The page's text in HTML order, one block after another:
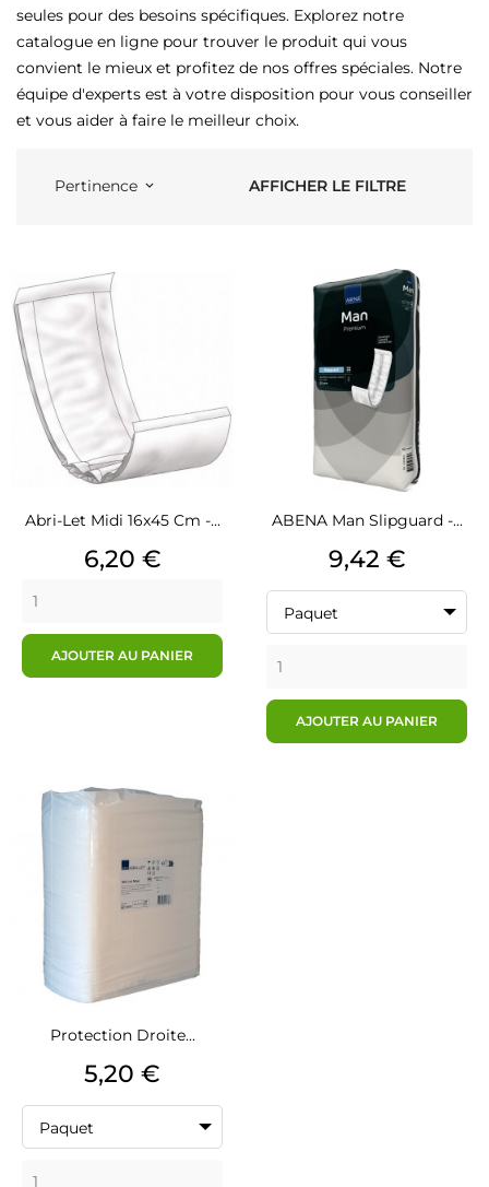
seules pour des besoins spécifiques. Explorez notre
catalogue en ligne pour trouver le produit qui vous
convient le mieux et profitez de nos offres spéciales. Notre
équipe d'experts est à votre disposition pour vous conseiller
et vous aider à faire le meilleur choix.
Pertinence keyboard_arrow_down AFFICHER LE FILTRE
Abri-Let Midi 16x45 Cm -...
Prix
6,20 €
AJOUTER AU PANIER
ABENA Man Slipguard -...
Prix
9,42 €
Paquet
AJOUTER AU PANIER
Protection Droite...
Prix
5,20 €
Paquet